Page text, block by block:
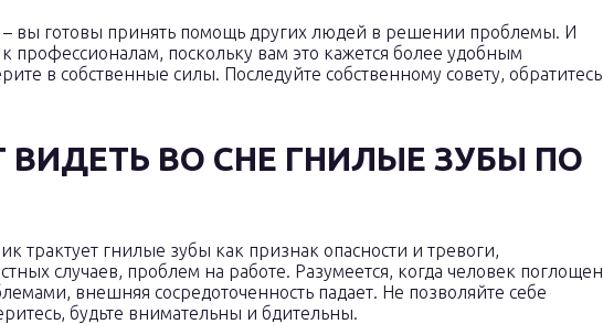
– вы готовы принять помощь других людей в решении проблемы. И
к профессионалам, поскольку вам это кажется более удобным
в собственные силы. Последуйте собственному совету, обратитесь
ВИДЕТЬ ВО СНЕ ГНИЛЫЕ ЗУБЫ ПО
трактует гнилые зубы как признак опасности и тревоги,
случаев, проблем на работе. Разумеется, когда человек поглощен
внешняя сосредоточенность падает. Не позволяйте себе
будьте внимательны и бдительны.